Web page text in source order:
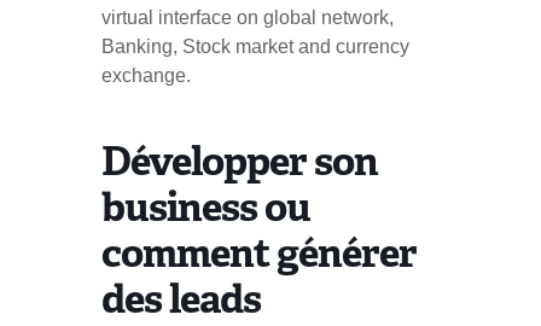
virtual interface on global network,
Banking, Stock market and currency
exchange.
Développer son
business ou
comment générer
des leads